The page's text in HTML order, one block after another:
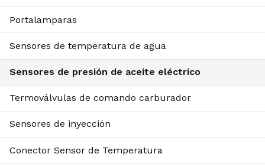
Portalamparas
Sensores de temperatura de agua
Sensores de presión de aceite eléctrico
Termoválvulas de comando carburador
Sensores de inyección
Conector Sensor de Temperatura